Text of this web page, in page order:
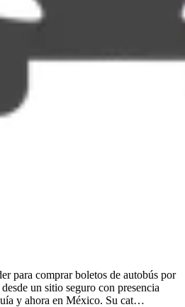
para comprar boletos de autobús por
un sitio seguro con presencia
y ahora en México. Su cat…